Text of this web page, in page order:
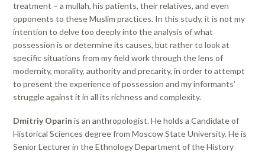
treatment – a mullah, his patients, their relatives, and even
opponents to these Muslim practices. In this study, it is not my
intention to delve too deeply into the analysis of what
possession is or determine its causes, but rather to look at
specific situations from my field work through the lens of
modernity, morality, authority and precarity, in order to attempt
to present the experience of possession and my informants’
struggle against it in all its richness and complexity.
Dmitriy Oparin is an anthropologist. He holds a Candidate of
Historical Sciences degree from Moscow State University. He is
Senior Lecturer in the Ethnology Department of the History